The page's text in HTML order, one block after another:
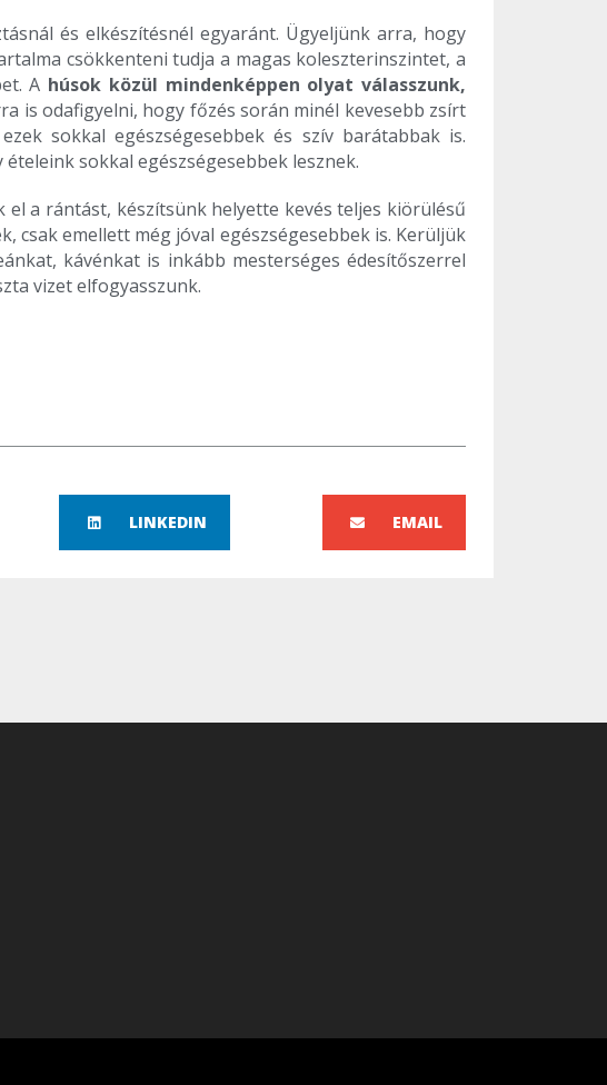
és elkészítésnél egyaránt. Ügyeljünk arra, hogy
csökkenteni tudja a magas koleszterinszintet, a
A húsok közül mindenképpen olyat válasszunk,
is odafigyelni, hogy főzés során minél kevesebb zsírt
sokkal egészségesebbek és szív barátabbak is.
sokkal egészségesebbek lesznek.
el a rántást, készítsünk helyette kevés teljes kiörülésű
csak emellett még jóval egészségesebbek is. Kerüljük
kávénkat is inkább mesterséges édesítőszerrel
vizet elfogyasszunk.
LINKEDIN EMAIL